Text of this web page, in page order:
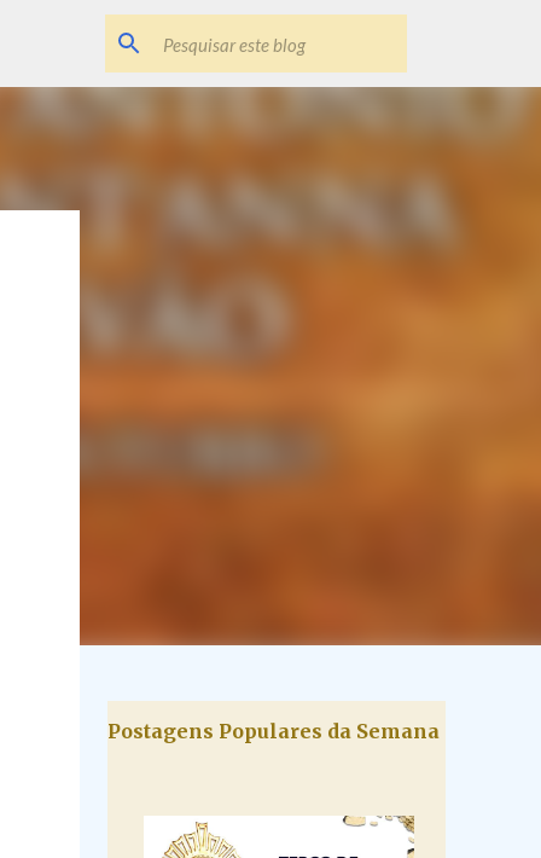
Postagens Populares da Semana